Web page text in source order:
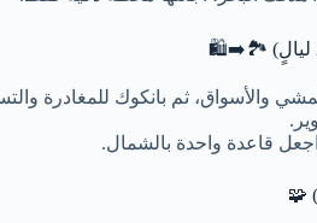
والأسواق، ثم بانكوك للمغادرة
قاعدة واحدة بالشمال.